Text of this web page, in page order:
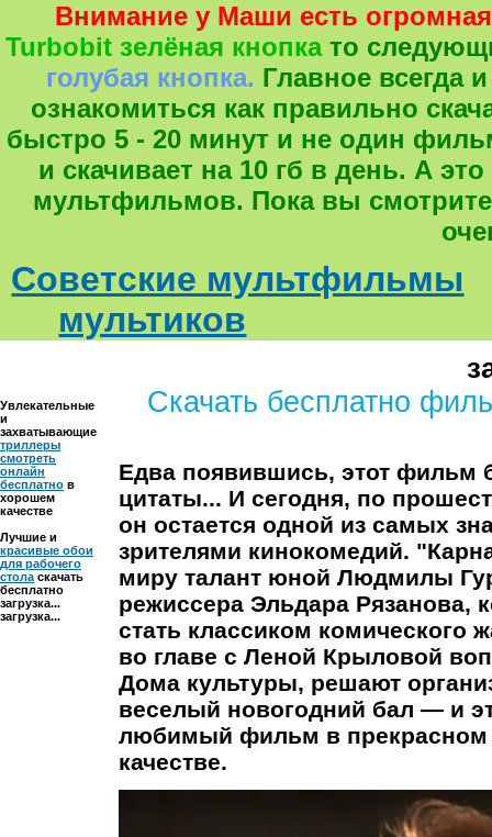
Внимание у Маши есть
Turbobit зелёная кнопкато
голубая кнопка. Главное всегда
ознакомиться как правильно
быстро 5 - 20 минут и не один
и скачивает на 10 гб в день. А
мультфильмов. Пока вы
Советские мультфильмы
мультиков
Увлекательные
и
захватывающие
триллеры
смотреть
онлайн
бесплатно в
хорошем
качестве
Лучшие и
красивые обои
для рабочего
стола скачать
бесплатно
загрузка...
загрузка...
Скачать бесплатно
Едва появившись, этот фильм
цитаты... И сегодня, по
он остается одной из самых
зрителями кинокомедий.
миру талант юной Людмилы
режиссера Эльдара Рязанова,
стать классиком комического
во главе с Леной Крыловой
Дома культуры, решают
веселый новогодний бал — и
любимый фильм в прекрасном
качестве.